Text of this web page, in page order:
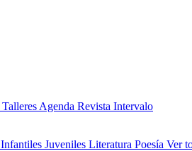
Talleres Agenda Revista Intervalo
Infantiles Juveniles Literatura Poesía Ver